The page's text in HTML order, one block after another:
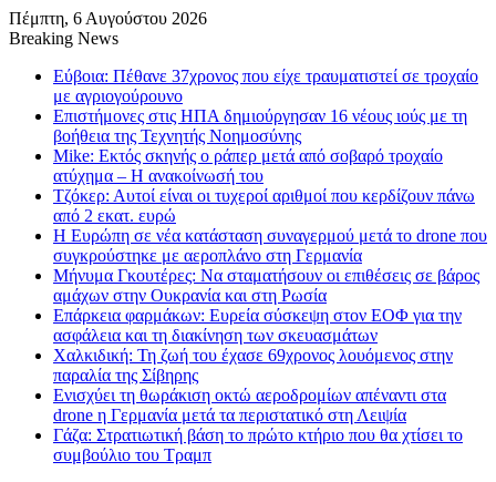
Πέμπτη, 6 Αυγούστου 2026
Breaking News
Εύβοια: Πέθανε 37χρονος που είχε τραυματιστεί σε τροχαίο
με αγριογούρουνο
Επιστήμονες στις ΗΠΑ δημιούργησαν 16 νέους ιούς με τη
βοήθεια της Τεχνητής Νοημοσύνης
Mike: Εκτός σκηνής ο ράπερ μετά από σοβαρό τροχαίο
ατύχημα – Η ανακοίνωσή του
Τζόκερ: Αυτοί είναι οι τυχεροί αριθμοί που κερδίζουν πάνω
από 2 εκατ. ευρώ
Η Ευρώπη σε νέα κατάσταση συναγερμού μετά το drone που
συγκρούστηκε με αεροπλάνο στη Γερμανία
Μήνυμα Γκουτέρες: Να σταματήσουν οι επιθέσεις σε βάρος
αμάχων στην Ουκρανία και στη Ρωσία
Επάρκεια φαρμάκων: Ευρεία σύσκεψη στον ΕΟΦ για την
ασφάλεια και τη διακίνηση των σκευασμάτων
Χαλκιδική: Τη ζωή του έχασε 69χρονος λουόμενος στην
παραλία της Σίβηρης
Ενισχύει τη θωράκιση οκτώ αεροδρομίων απέναντι στα
drone η Γερμανία μετά τα περιστατικό στη Λειψία
Γάζα: Στρατιωτική βάση το πρώτο κτήριο που θα χτίσει το
συμβούλιο του Τραμπ